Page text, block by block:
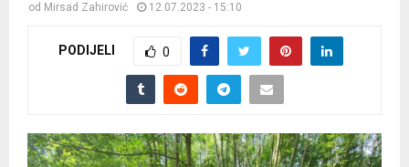
od Mirsad Zahirović 12.07.2023 - 15:10
PODIJELI 0